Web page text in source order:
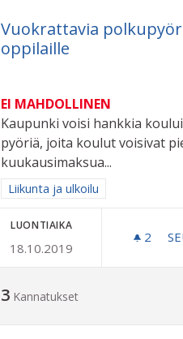
Vuokrattavia
oppilaille
EI MAHDOLLINEN
Kaupunki voisi hankkia
pyöriä, joita koulut voisivat
kuukausimaksua...
Rajaa tulokset aihepiirin mukaan:
Liikunta ja ulkoilu
LUONTIAIKA
18.10.2019
2 2
3 Kannatukset